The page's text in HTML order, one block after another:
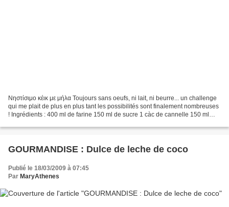
Νηστίσιμο κέικ με μήλα Toujours sans oeufs, ni lait, ni beurre... un challenge
qui me plait de plus en plus tant les possibilités sont finalement nombreuses
! Ingrédients : 400 ml de farine 150 ml de sucre 1 càc de cannelle 150 ml
GOURMANDISE : Dulce de leche de coco
Publié le 18/03/2009 à 07:45
Par MaryAthenes